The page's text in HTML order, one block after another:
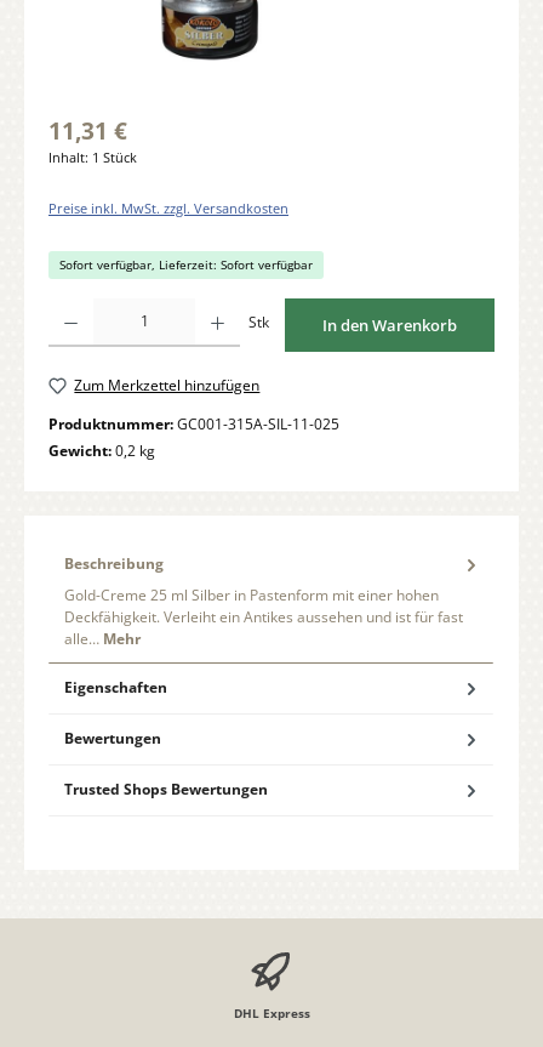
11,31 €
Inhalt: 1 Stück
Preise inkl. MwSt. zzgl. Versandkosten
Sofort verfügbar, Lieferzeit: Sofort verfügbar
Stk In den Warenkorb
Zum Merkzettel hinzufügen
Produktnummer:GC001-315A-SIL-11-025
Gewicht:0,2 kg
Beschreibung
Gold-Creme 25 ml Silber in Pastenform mit einer hohen
Deckfähigkeit. Verleiht ein Antikes aussehen und ist für fast
alle… Mehr
Eigenschaften
Bewertungen
Trusted Shops Bewertungen
DHL Express